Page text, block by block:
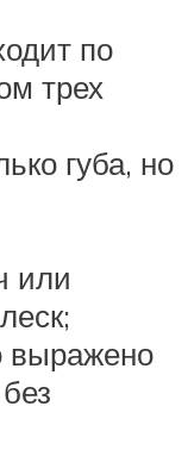
по
трех
губа, но
или
выражено